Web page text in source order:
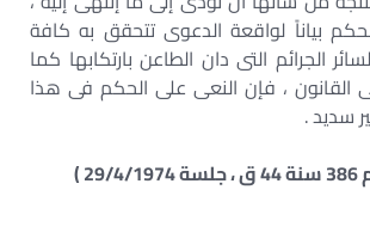
بياناً لواقعة الدعوى تتحقق به كافة
الجرائم التى دان الطاعن بارتكابها كما
، فإن النعى على الحكم فى هذا
سديد .
)